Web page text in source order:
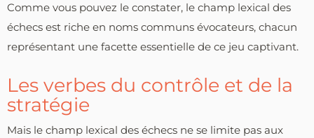
Comme vous pouvez le constater, le champ lexical des
échecs est riche en noms communs évocateurs, chacun
représentant une facette essentielle de ce jeu captivant.
Les verbes du contrôle et de la
stratégie
Mais le champ lexical des échecs ne se limite pas aux